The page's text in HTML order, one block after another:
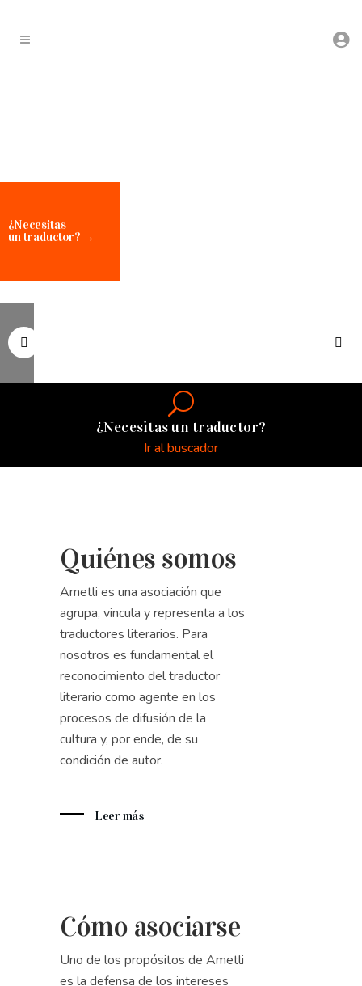
¿Necesitas
un traductor? →
¿Necesitas un traductor?
Ir al buscador
Quiénes somos
Ametli es una asociación que
agrupa, vincula y representa a los
traductores literarios. Para
nosotros es fundamental el
reconocimiento del traductor
literario como agente en los
procesos de difusión de la
cultura y, por ende, de su
condición de autor.
Leer más
Cómo asociarse
Uno de los propósitos de Ametli
es la defensa de los intereses